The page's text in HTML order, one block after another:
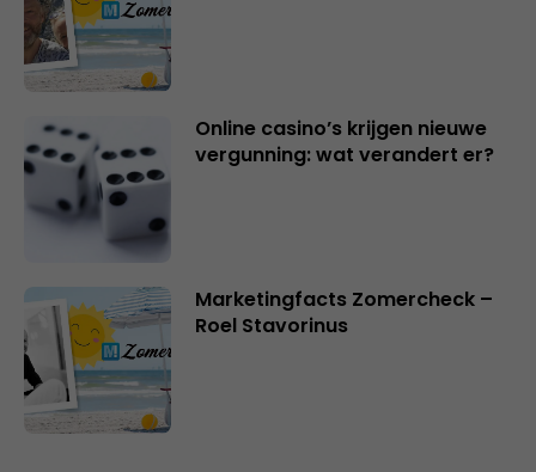
Online casino’s krijgen nieuwe
vergunning: wat verandert er?
Marketingfacts Zomercheck –
Roel Stavorinus